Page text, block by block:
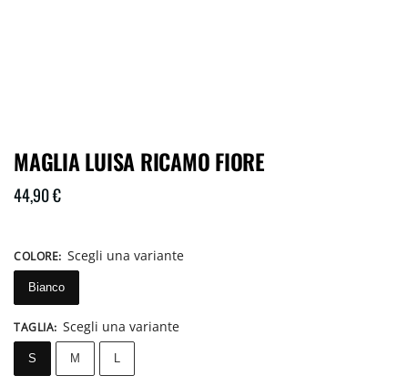
MAGLIA LUISA RICAMO FIORE
44,90€
COLORE: Scegli una variante
Bianco
TAGLIA: Scegli una variante
S M